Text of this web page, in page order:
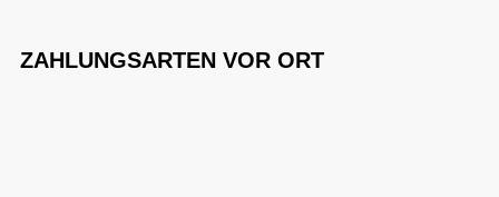
ZAHLUNGSARTEN VOR ORT